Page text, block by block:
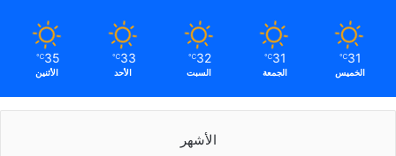
31
℃
الخميس
31
℃
الجمعة
32
℃
السبت
33
℃
الأحد
35
℃
الأثنين
الأشهر